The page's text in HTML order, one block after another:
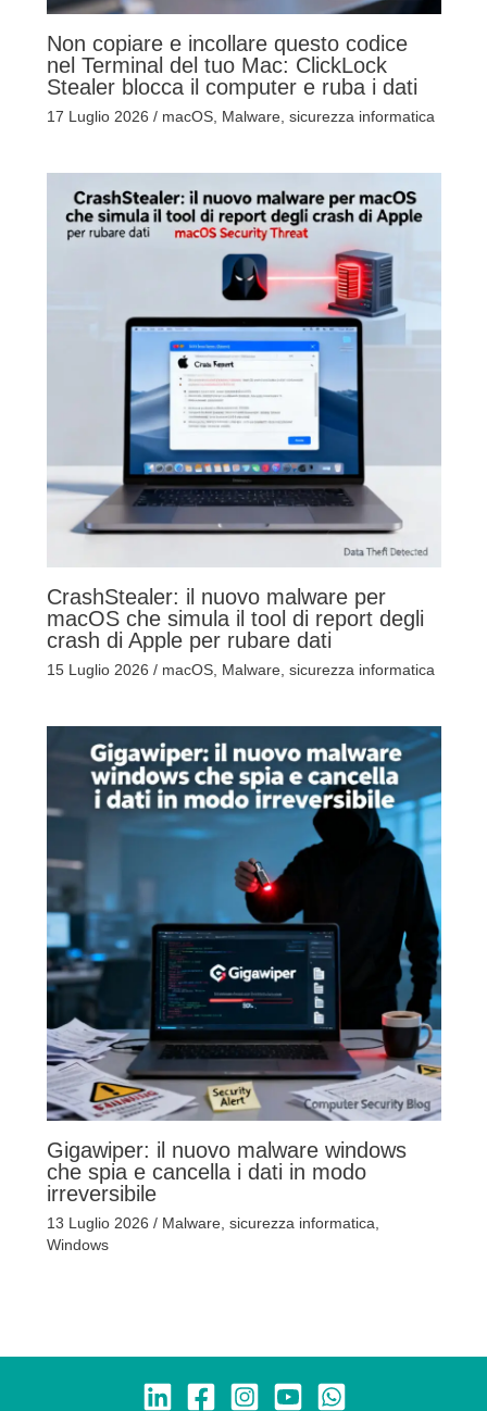
Non copiare e incollare questo codice
nel Terminal del tuo Mac: ClickLock
Stealer blocca il computer e ruba i dati
17 Luglio 2026 / macOS, Malware, sicurezza informatica
CrashStealer: il nuovo malware per
macOS che simula il tool di report degli
crash di Apple per rubare dati
15 Luglio 2026 / macOS, Malware, sicurezza informatica
Gigawiper: il nuovo malware windows
che spia e cancella i dati in modo
irreversibile
13 Luglio 2026 / Malware, sicurezza informatica
Windows